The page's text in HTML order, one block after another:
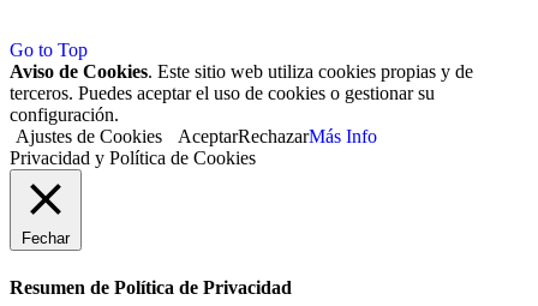
Go to Top
Aviso de Cookies. Este sitio web utiliza cookies propias y de
terceros. Puedes aceptar el uso de cookies o gestionar su
configuración.
Ajustes de Cookies
AceptarRechazarMás Info
Privacidad y Política de Cookies
Fechar
Resumen de Política de Privacidad